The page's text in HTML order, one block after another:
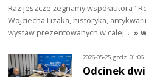
Raz jeszcze żegnamy współautora
Wojciecha Lizaka, historyka,
wystaw prezentowanych w całej… »
2026-05-25, godz. 01:06
Odcinek